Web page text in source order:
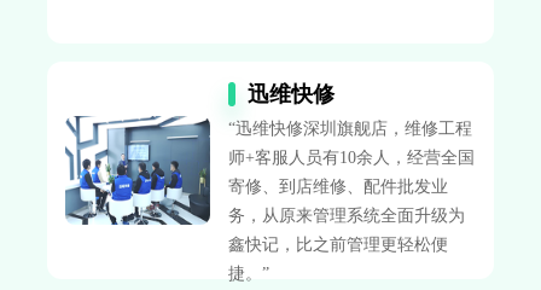
迅维快修
“迅维快修深圳旗舰店，维修工程
师+客服人员有10余人，经营全国
寄修、到店维修、配件批发业
务，从原来管理系统全面升级为
鑫快记，比之前管理更轻松便
捷。”